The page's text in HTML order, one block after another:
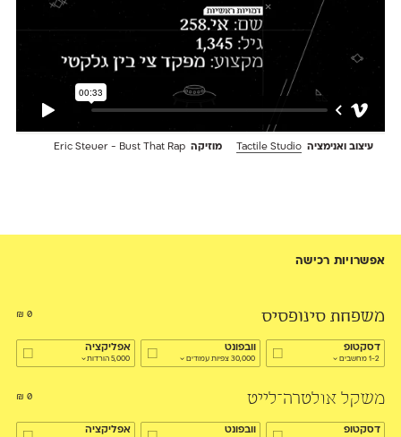
עיצוב ואנימציה Tactile Studio מוזיקה Eric Steuer - Bust That Rap
אפשרויות רכישה
משפחת סינופסיס
דסקטופ
1-2 מחשבים
וובפונט
30,000 צפיות עמודים
אפליקציה
5,000 הורדות
0
₪
משקל אולטרה־לייט
דסקטופ וובפונט אפליקציה
0
₪